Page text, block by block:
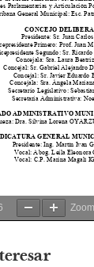
Zoom